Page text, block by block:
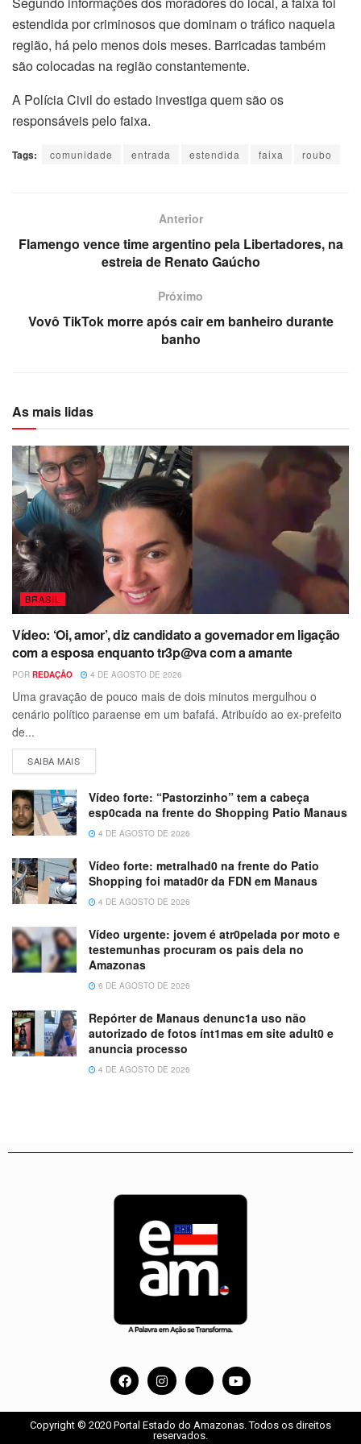
estendida por criminosos que dominam o tráfico naquela
região, há pelo menos dois meses. Barricadas também
são colocadas na região constantemente.
A Polícia Civil do estado investiga quem são os
responsáveis pelo faixa.
Tags: comunidade entrada estendida faixa roubo
Anterior
Flamengo vence time argentino pela Libertadores, na
estreia de Renato Gaúcho
Próximo
Vovô TikTok morre após cair em banheiro durante
banho
As mais lidas
BRASIL
Vídeo: ‘Oi, amor’, diz candidato a governador em ligação
com a esposa enquanto tr3p@va com a amante
POR REDAÇÃO 4 DE AGOSTO DE 2026
Uma gravação de pouco mais de dois minutos mergulhou o
cenário político paraense em um bafafá. Atribuído ao ex-prefeito
de...
SAIBA MAIS
Vídeo forte: “Pastorzinho” tem a cabeça
esp0cada na frente do Shopping Patio Manaus
4 DE AGOSTO DE 2026
Vídeo forte: metralhad0 na frente do Patio
Shopping foi matad0r da FDN em Manaus
4 DE AGOSTO DE 2026
Vídeo urgente: jovem é atr0pelada por moto e
testemunhas procuram os pais dela no
Amazonas
6 DE AGOSTO DE 2026
Repórter de Manaus denunc1a uso não
autorizado de fotos ínt1mas em site adult0 e
anuncia processo
4 DE AGOSTO DE 2026
Copyright © 2020 Portal Estado do Amazonas. Todos os direitos
reservados.